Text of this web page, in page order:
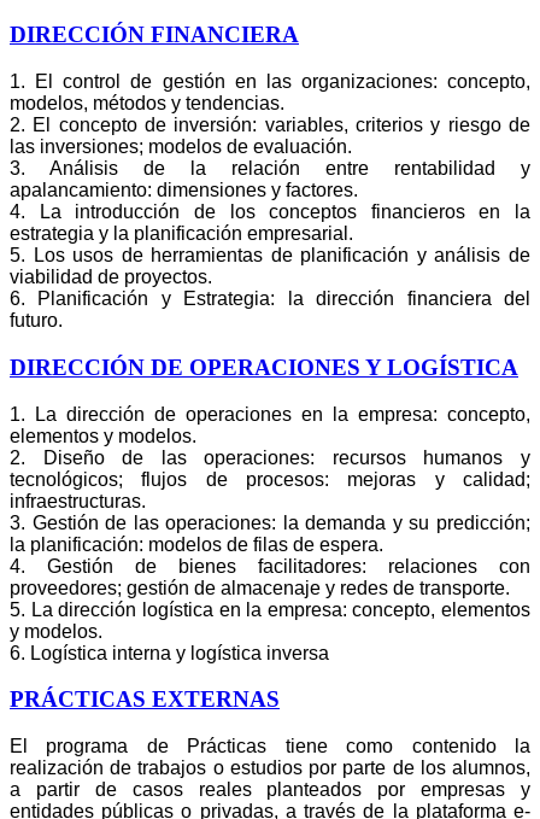
DIRECCIÓN FINANCIERA
1. El control de gestión en las organizaciones: concepto,
modelos, métodos y tendencias.
2. El concepto de inversión: variables, criterios y riesgo de
las inversiones; modelos de evaluación.
3. Análisis de la relación entre rentabilidad y
apalancamiento: dimensiones y factores.
4. La introducción de los conceptos financieros en la
estrategia y la planificación empresarial.
5. Los usos de herramientas de planificación y análisis de
viabilidad de proyectos.
6. Planificación y Estrategia: la dirección financiera del
futuro.
DIRECCIÓN DE OPERACIONES Y LOGÍSTICA
1. La dirección de operaciones en la empresa: concepto,
elementos y modelos.
2. Diseño de las operaciones: recursos humanos y
tecnológicos; flujos de procesos: mejoras y calidad;
infraestructuras.
3. Gestión de las operaciones: la demanda y su predicción;
la planificación: modelos de filas de espera.
4. Gestión de bienes facilitadores: relaciones con
proveedores; gestión de almacenaje y redes de transporte.
5. La dirección logística en la empresa: concepto, elementos
y modelos.
6. Logística interna y logística inversa
PRÁCTICAS EXTERNAS
El programa de Prácticas tiene como contenido la
realización de trabajos o estudios por parte de los alumnos,
a partir de casos reales planteados por empresas y
entidades públicas o privadas, a través de la plataforma e-